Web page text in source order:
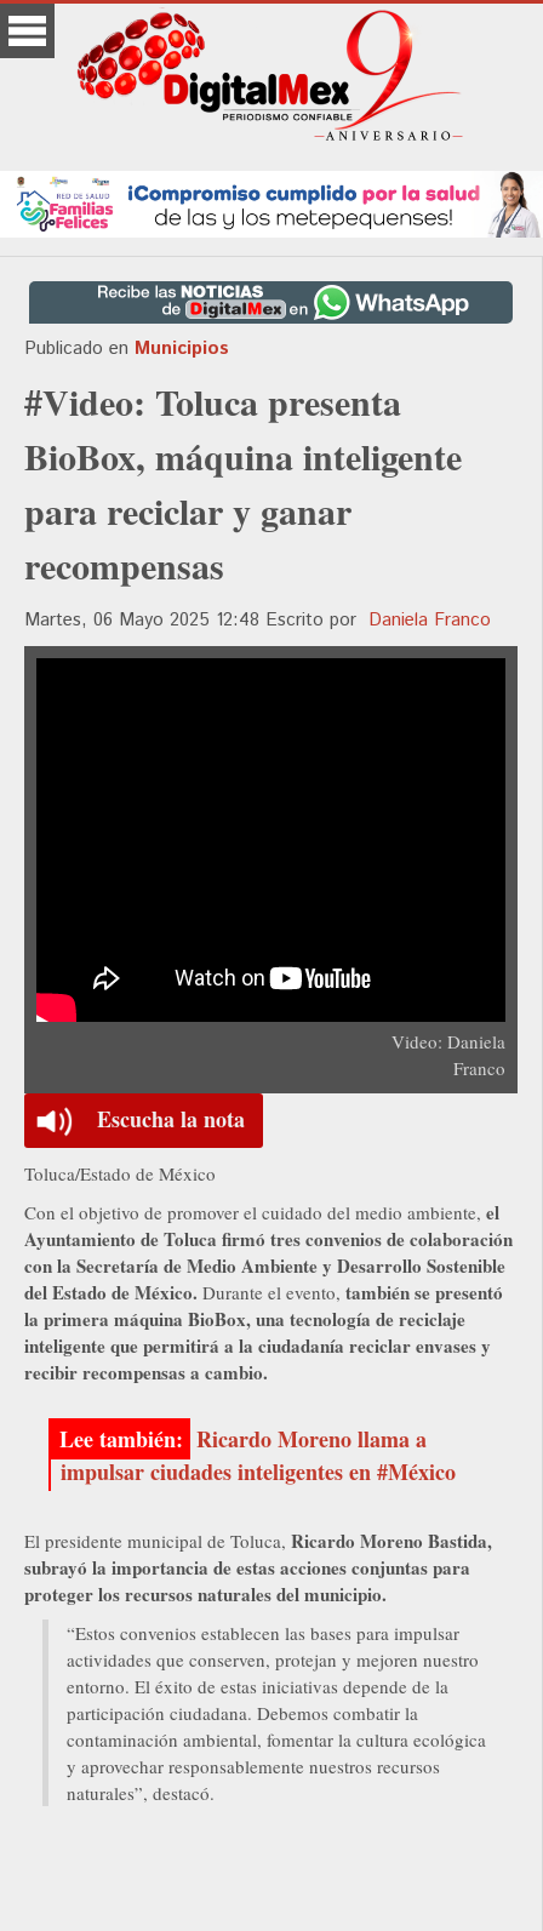
Publicado en Municipios
#Video: Toluca presenta
BioBox, máquina inteligente
para reciclar y ganar
recompensas
Martes, 06 Mayo 2025 12:48 Escrito por Daniela Franco
Video: Daniela
Franco
Escucha la nota
Toluca/Estado de México
Con el objetivo de promover el cuidado del medio ambiente, el
Ayuntamiento de Toluca firmó tres convenios de colaboración
con la Secretaría de Medio Ambiente y Desarrollo Sostenible
del Estado de México. Durante el evento, también se presentó
la primera máquina BioBox, una tecnología de reciclaje
inteligente que permitirá a la ciudadanía reciclar envases y
recibir recompensas a cambio.
Ricardo Moreno llama a
impulsar ciudades inteligentes en #México
El presidente municipal de Toluca, Ricardo Moreno Bastida,
subrayó la importancia de estas acciones conjuntas para
proteger los recursos naturales del municipio.
“Estos convenios establecen las bases para impulsar
actividades que conserven, protejan y mejoren nuestro
entorno. El éxito de estas iniciativas depende de la
participación ciudadana. Debemos combatir la
contaminación ambiental, fomentar la cultura ecológica
y aprovechar responsablemente nuestros recursos
naturales”, destacó.